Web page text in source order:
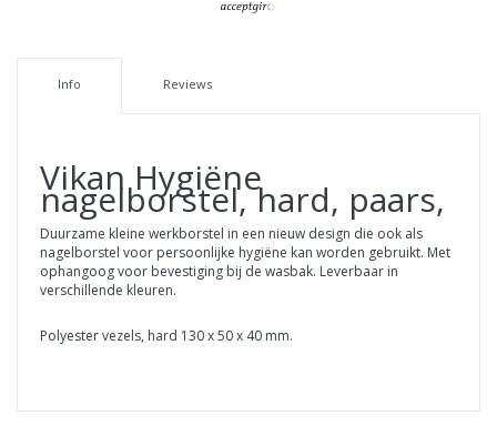
Info Reviews
Vikan Hygiëne
nagelborstel, hard, paars,
Duurzame kleine werkborstel in een nieuw design die ook als
nagelborstel voor persoonlijke hygiëne kan worden gebruikt. Met
ophangoog voor bevestiging bij de wasbak. Leverbaar in
verschillende kleuren.
Polyester vezels, hard 130 x 50 x 40 mm.